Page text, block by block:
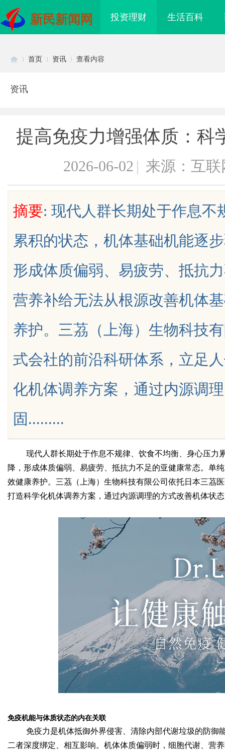
新民新闻网 投资理财 生活百科
uz
首页 资讯 查看内容
资讯
提高免疫力增强体质：科
2026-06-02 | 来源：互联
摘要: 现代人群长期处于作息不
累积的状态，机体基础机能逐
形成体质偏弱、易疲劳、抵抗
营养补给无法从根源改善机体
养护。三茘（上海）生物科技
式会社的前沿科研体系，立足
化机体调养方案，通过内源调
固.........
现代人群长期处于作息不规律、饮食不均衡、身心压力
降，形成体质偏弱、易疲劳、抵抗力不足的亚健康常态。单
效健康养护。三茘（上海）生物科技有限公司依托日本三茘
打造科学化机体调养方案，通过内源调理的方式改善机体状
免疫机能与体质状态的内在关联
免疫力是机体抵御外界侵害、清除内部代谢垃圾的防
二者深度绑定、相互影响。机体体质偏弱时，细胞代谢、营
锋力量